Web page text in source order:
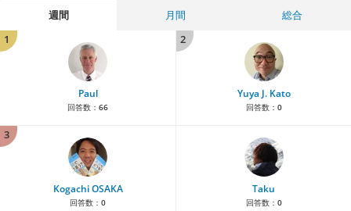
週間 月間
総合
1
Paul
回答数： 66
2
Yuya J. Kato
回答数： 0
3
Kogachi OSAKA
回答数： 0
Taku
回答数： 0